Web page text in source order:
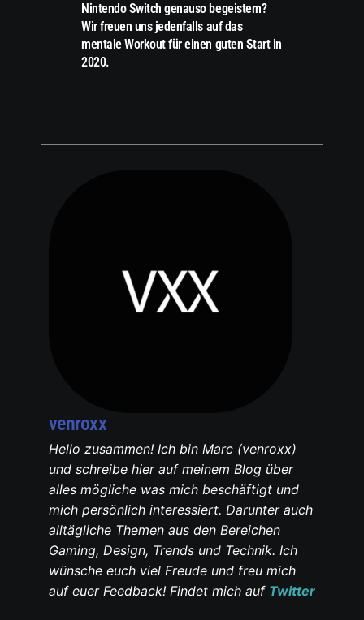
Nintendo Switch genauso begeistern?
Wir freuen uns jedenfalls auf das
mentale Workout für einen guten Start in
2020.
venroxx
Hello zusammen! Ich bin Marc (venroxx)
und schreibe hier auf meinem Blog über
alles mögliche was mich beschäftigt und
mich persönlich interessiert. Darunter auch
alltägliche Themen aus den Bereichen
Gaming, Design, Trends und Technik. Ich
wünsche euch viel Freude und freu mich
auf euer Feedback! Findet mich auf Twitter